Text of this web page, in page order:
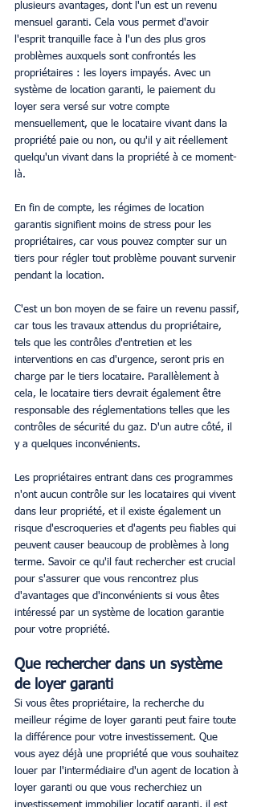
plusieurs avantages, dont l'un est un revenu
mensuel garanti. Cela vous permet d'avoir
l'esprit tranquille face à l'un des plus gros
problèmes auxquels sont confrontés les
propriétaires : les loyers impayés. Avec un
système de location garanti, le paiement du
loyer sera versé sur votre compte
mensuellement, que le locataire vivant dans la
propriété paie ou non, ou qu'il y ait réellement
quelqu'un vivant dans la propriété à ce moment-
là.
En fin de compte, les régimes de location
garantis signifient moins de stress pour les
propriétaires, car vous pouvez compter sur un
tiers pour régler tout problème pouvant survenir
pendant la location.
C'est un bon moyen de se faire un revenu passif,
car tous les travaux attendus du propriétaire,
tels que les contrôles d'entretien et les
interventions en cas d'urgence, seront pris en
charge par le tiers locataire. Parallèlement à
cela, le locataire tiers devrait également être
responsable des réglementations telles que les
contrôles de sécurité du gaz. D'un autre côté, il
y a quelques inconvénients.
Les propriétaires entrant dans ces programmes
n'ont aucun contrôle sur les locataires qui vivent
dans leur propriété, et il existe également un
risque d'escroqueries et d'agents peu fiables qui
peuvent causer beaucoup de problèmes à long
terme. Savoir ce qu'il faut rechercher est crucial
pour s'assurer que vous rencontrez plus
d'avantages que d'inconvénients si vous êtes
intéressé par un système de location garantie
pour votre propriété.
Que rechercher dans un système
de loyer garanti
Si vous êtes propriétaire, la recherche du
meilleur régime de loyer garanti peut faire toute
la différence pour votre investissement. Que
vous ayez déjà une propriété que vous souhaitez
louer par l'intermédiaire d'un agent de location à
loyer garanti ou que vous recherchiez un